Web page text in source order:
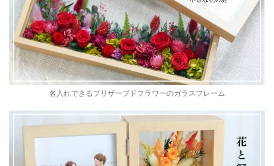
名入れできるプリザーブドフラワーのガラスフレーム